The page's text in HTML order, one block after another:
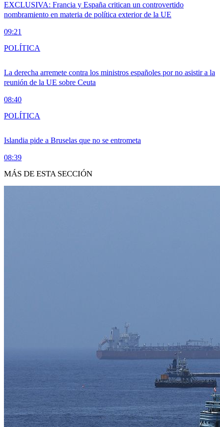
EXCLUSIVA: Francia y España critican un controvertido
nombramiento en materia de política exterior de la UE
09:21
La derecha arremete contra los ministros españoles por no asistir a la
reunión de la UE sobre Ceuta
08:40
POLÍTICA
Islandia pide a Bruselas que no se entrometa
08:39
POLÍTICA
MÁS DE ESTA SECCIÓN